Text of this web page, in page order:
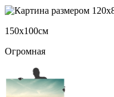
150х100см
Огромная